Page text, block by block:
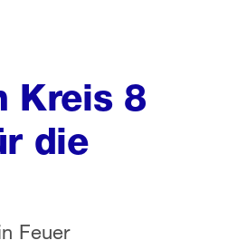
Kreis 8
die
Feuer